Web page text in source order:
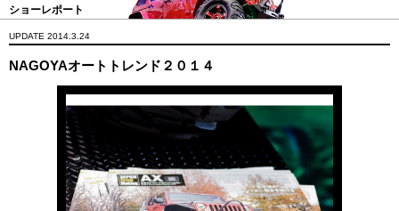
ショーレポート
UPDATE 2014.3.24
NAGOYAオートトレンド２０１４